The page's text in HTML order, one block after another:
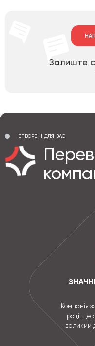
Залиште
СТВОРЕНІ ДЛЯ ВАС
Компанія
році. Це
великий